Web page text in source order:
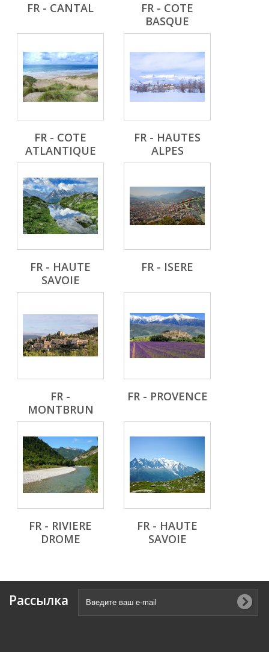
FR - CANTAL
FR - COTE
BASQUE
FR - COTE
ATLANTIQUE
FR - HAUTES
ALPES
FR - HAUTE
SAVOIE
FR - ISERE
FR -
MONTBRUN
FR - PROVENCE
FR - RIVIERE
DROME
FR - HAUTE
SAVOIE
Рассылка